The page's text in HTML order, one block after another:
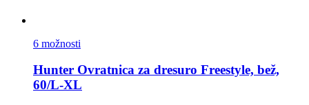
6 možnosti
Hunter Ovratnica za dresuro Freestyle, bež,
60/L-​XL